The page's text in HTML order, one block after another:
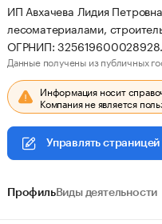
ИП Авхачева Лидия
лесоматериалами,
ОГРНИП: 325619600028928.
Данные получены из публичных
Информация носит
Компания не является
Управлять страницей
ПрофильВиды деятельности